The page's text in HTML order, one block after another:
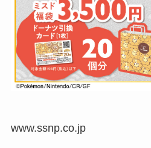
www.ssnp.co.jp